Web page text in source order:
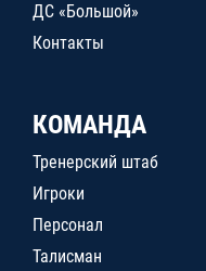
ДС «Большой»
Контакты
КОМАНДА
Тренерский штаб
Игроки
Персонал
Талисман